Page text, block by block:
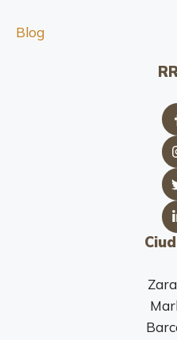
Blog